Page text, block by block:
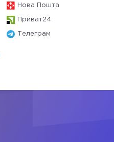
Нова Пошта
Приват24
Телеграм